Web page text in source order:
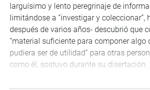
larguísimo y lento peregrinaje de
limitándose a “investigar y coleccionar”,
después de varios años- descubrió que
“material suficiente para componer algo
pudiera ser de utilidad” para otras
como él, sostuvo durante su disertación.